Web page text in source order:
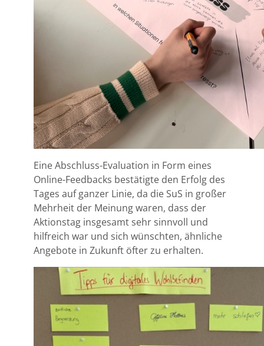
Eine Abschluss-Evaluation in Form eines
Online-Feedbacks bestätigte den Erfolg des
Tages auf ganzer Linie, da die SuS in großer
Mehrheit der Meinung waren, dass der
Aktionstag insgesamt sehr sinnvoll und
hilfreich war und sich wünschten, ähnliche
Angebote in Zukunft öfter zu erhalten.